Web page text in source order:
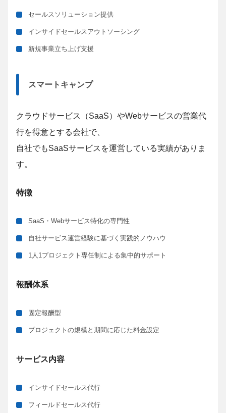
セールスソリューション提供
インサイドセールスアウトソーシング
新規事業立ち上げ支援
スマートキャンプ
クラウドサービス（SaaS）やWebサービスの営業代
行を得意とする会社で、
自社でもSaaSサービスを運営している実績がありま
す。
特徴
SaaS・Webサービス特化の専門性
自社サービス運営経験に基づく実践的ノウハウ
1人1プロジェクト専任制による集中的サポート
報酬体系
固定報酬型
プロジェクトの規模と期間に応じた料金設定
サービス内容
インサイドセールス代行
フィールドセールス代行